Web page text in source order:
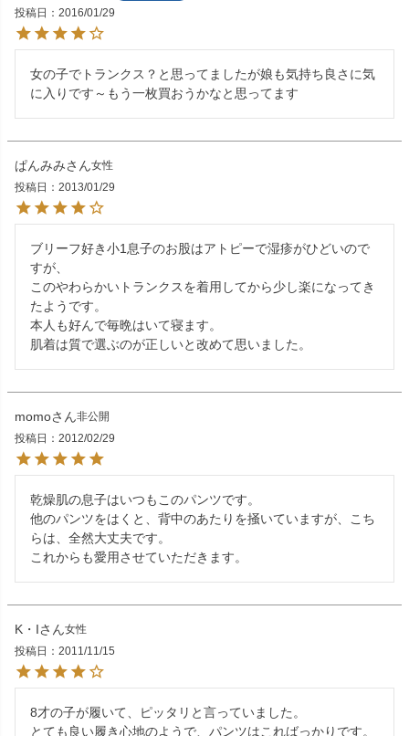
投稿日
2016/01/29
女の子でトランクス？と思ってましたが娘も気持ち良さに気
に入りです～もう一枚買おうかなと思ってます
ぱんみみ
女性
投稿日
2013/01/29
ブリーフ好き小1息子のお股はアトピーで湿疹がひどいので
すが、
このやわらかいトランクスを着用してから少し楽になってき
たようです。
本人も好んで毎晩はいて寝ます。
肌着は質で選ぶのが正しいと改めて思いました。
momo
非公開
投稿日
2012/02/29
乾燥肌の息子はいつもこのパンツです。
他のパンツをはくと、背中のあたりを掻いていますが、こち
らは、全然大丈夫です。
これからも愛用させていただきます。
K・I
女性
投稿日
2011/11/15
8才の子が履いて、ピッタリと言っていました。
とても良い履き心地のようで、パンツはこればっかりです。